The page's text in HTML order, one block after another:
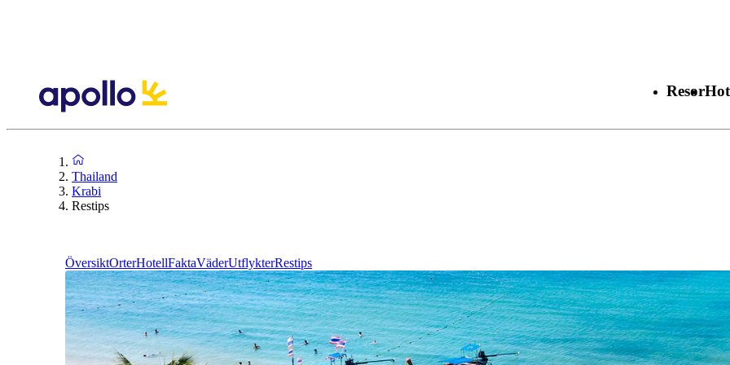
Resor
Thailand
Krabi
Restips
ÖversiktOrterHotellFaktaVäderUtflykterRestips